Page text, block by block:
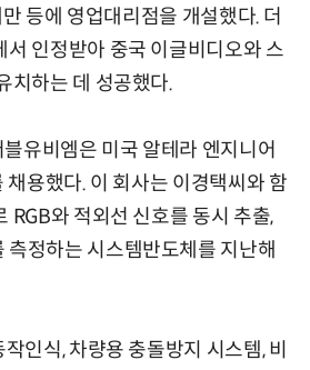
등에 영업대리점을 개설했다. 더
서 인정받아 중국 이글비디오와 스
치하는 데 성공했다.
유비엠은 미국 알테라 엔지니어
용했다. 이 회사는 이경택씨와 함
RGB와 적외선 신호를 동시 추출,
측정하는 시스템반도체를 지난해
인식, 차량용 충돌방지 시스템, 비